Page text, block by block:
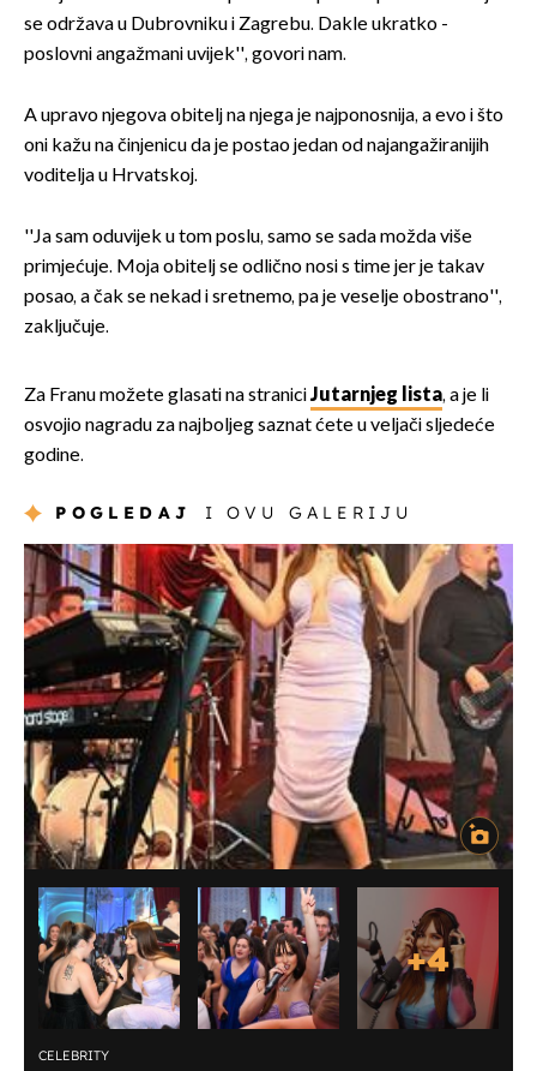
se održava u Dubrovniku i Zagrebu. Dakle ukratko -
poslovni angažmani uvijek'', govori nam.
A upravo njegova obitelj na njega je najponosnija, a evo i što
oni kažu na činjenicu da je postao jedan od najangažiranijih
voditelja u Hrvatskoj.
''Ja sam oduvijek u tom poslu, samo se sada možda više
primjećuje. Moja obitelj se odlično nosi s time jer je takav
posao, a čak se nekad i sretnemo, pa je veselje obostrano'',
zaključuje.
Za Franu možete glasati na straniciJutarnjeg lista, a je li
osvojio nagradu za najboljeg saznat ćete u veljači sljedeće
godine.
POGLEDAJ I OVU GALERIJU
+4
CELEBRITY